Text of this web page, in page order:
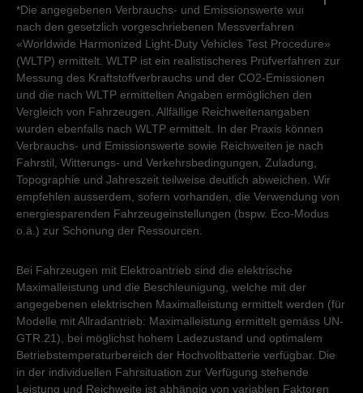
*Die angegebenen Verbrauchs- und Emissionswerte wurden
nach den gesetzlich vorgeschriebenen Messverfahren
«Worldwide Harmonized Light-Duty Vehicles Test Procedure»
(WLTP) ermittelt. WLTP ist ein realistischeres Prüfverfahren zur
Messung des Kraftstoffverbrauchs und der CO2-Emissionen
und die nach WLTP ermittelten Angaben ermöglichen den
Vergleich von Fahrzeugen. Allfällige Reichweitenangaben
wurden ebenfalls nach WLTP ermittelt. In der Praxis können
Verbrauchs- und Emissionswerte sowie Reichweiten je nach
Fahrstil, Witterungs- und Verkehrsbedingungen, Zuladung,
Topographie und Jahreszeit teilweise deutlich abweichen. Wir
empfehlen ausserdem, sofern vorhanden, die Verwendung von
energiesparenden Fahrzeugeinstellungen (bspw. Eco-Modus
o.ä.) zur Schonung der Ressourcen.
Bei Fahrzeugen mit Elektroantrieb sind die elektrische
Maximalleistung und die Beschleunigung, welche mit der
angegebenen elektrischen Maximalleistung ermittelt werden (für
Modelle mit Allradantrieb: Maximalleistung ermittelt gemäss UN-
GTR.21), bei möglichst hohem Ladezustand und optimalem
Betriebstemperaturbereich der Hochvoltbatterie verfügbar. Die
in der individuellen Fahrsituation zur Verfügung stehende
Leistung und Reichweite ist abhängig von variablen Faktoren